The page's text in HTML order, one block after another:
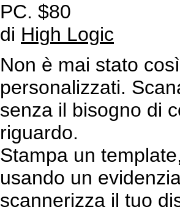
PC. $80
di High Logic
Non è mai stato
personalizzati.
senza il bisogno di
riguardo.
Stampa un
usando un
scannerizza il tuo